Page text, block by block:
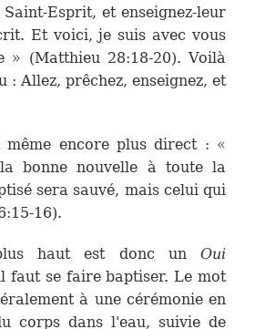
Esprit, et enseignez-leur
Et voici, je suis avec vous
» (Matthieu 28:18-20). Voilà
: Allez, prêchez, enseignez, et
encore plus direct : «
bonne nouvelle à toute la
sera sauvé, mais celui qui
16).
haut est donc un Oui
faut se faire baptiser. Le mot
à une cérémonie en
corps dans l'eau, suivie de